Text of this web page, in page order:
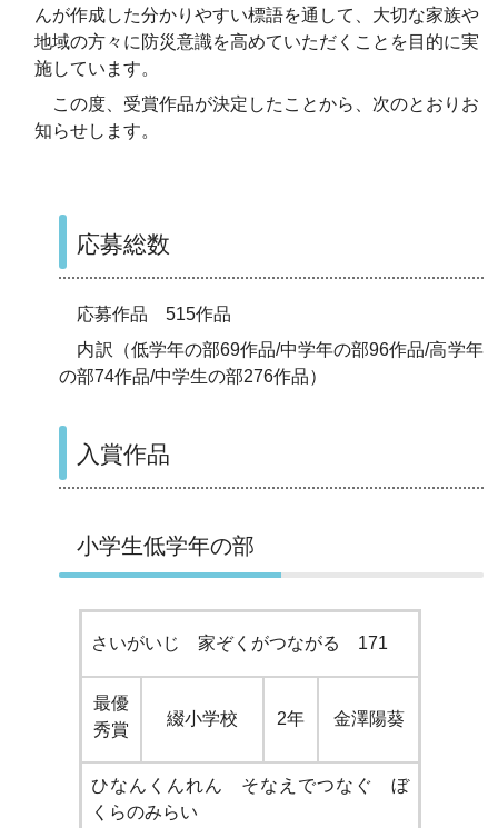
んが作成した分かりやすい標語を通して、大切な家族や
地域の方々に防災意識を高めていただくことを目的に実
施しています。
この度、受賞作品が決定したことから、次のとおりお
知らせします。
応募総数
応募作品 515作品
内訳（低学年の部69作品/中学年の部96作品/高学年
の部74作品/中学生の部276作品）
入賞作品
小学生低学年の部
さいがいじ 家ぞくがつながる 171
最優
秀賞
綴小学校 2年 金澤陽葵
ひなんくんれん そなえでつなぐ ぼ
くらのみらい